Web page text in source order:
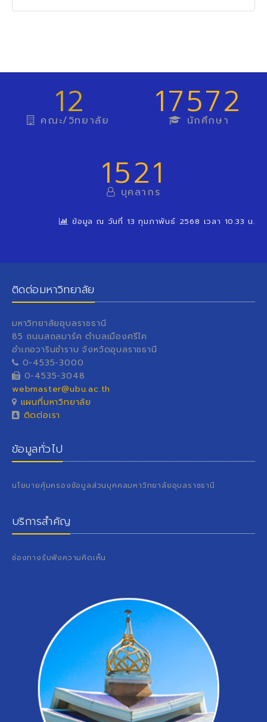
12
คณะ/วิทยาลัย 17572
นักศึกษา
1521
บุคลากร
ข้อมูล ณ วันที่ 13 กุมภาพันธ์ 2568 เวลา 10.33 น.
ติดต่อมหาวิทยาลัย
มหาวิทยาลัยอุบลราชธานี
85 ถนนสถลมาร์ค ตำบลเมืองศรีไค
อำเภอวารินชำราบ จังหวัดอุบลราชธานี
0-4535-3000
0-4535-3048
webmaster@ubu.ac.th
แผนที่มหาวิทยาลัย
ติดต่อเรา
ข้อมูลทั่วไป
นโยบายคุ้มครองข้อมูลส่วนบุคคลมหาวิทยาลัยอุบลราชธานี
บริการสำคัญ
ช่องทางรับฟังความคิดเห็น